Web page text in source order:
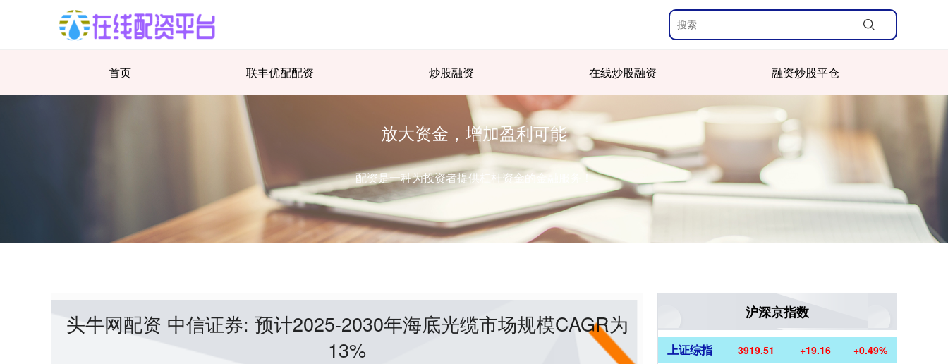
首页 联丰优配配资 炒股融资 在线炒股融资 融资炒股平仓
放大资金，增加盈利可能
配资是一种为投资者提供杠杆资金的金融服务！
头牛网配资 中信证券: 预计2025-2030年海底光缆市场规模CAGR为
13%
沪深京指数
上证综指 3919.51 +19.16 +0.49%